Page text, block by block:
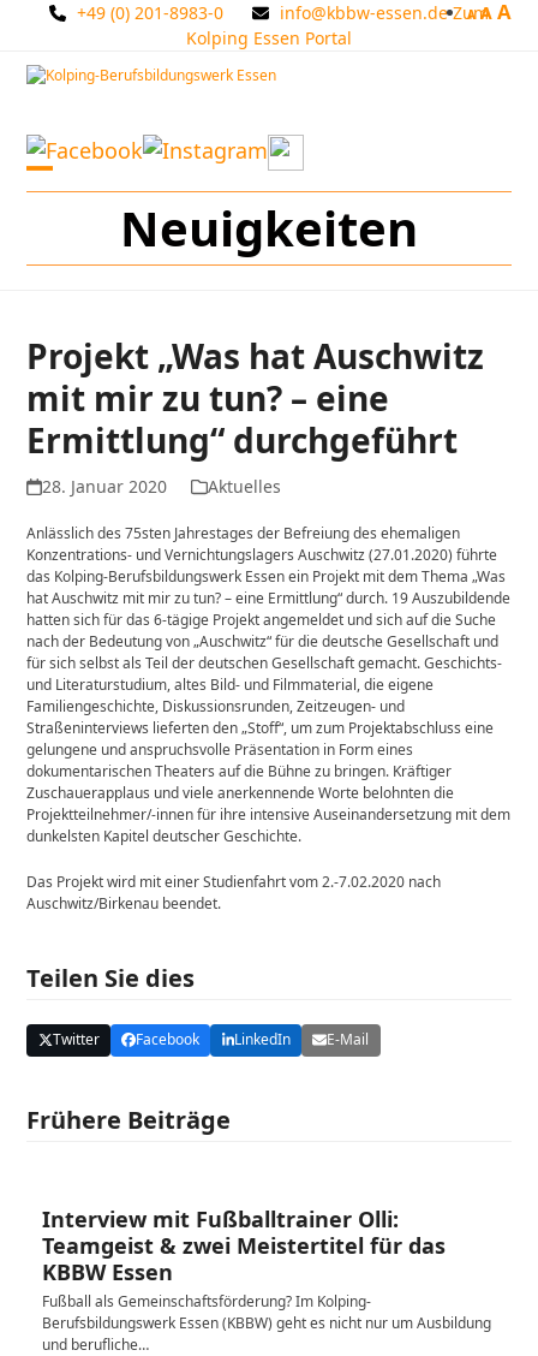
+49 (0) 201-8983-0 info@kbbw-essen.de Zum
Kolping Essen Portal
A A A
Open
menu
Close
menu
Neuigkeiten
Projekt „Was hat Auschwitz
mit mir zu tun? – eine
Ermittlung“ durchgeführt
28. Januar 2020 Aktuelles
Anlässlich des 75sten Jahrestages der Befreiung des ehemaligen
Konzentrations- und Vernichtungslagers Auschwitz (27.01.2020) führte
das Kolping-Berufsbildungswerk Essen ein Projekt mit dem Thema „Was
hat Auschwitz mit mir zu tun? – eine Ermittlung“ durch. 19 Auszubildende
hatten sich für das 6-tägige Projekt angemeldet und sich auf die Suche
nach der Bedeutung von „Auschwitz“ für die deutsche Gesellschaft und
für sich selbst als Teil der deutschen Gesellschaft gemacht. Geschichts-
und Literaturstudium, altes Bild- und Filmmaterial, die eigene
Familiengeschichte, Diskussionsrunden, Zeitzeugen- und
Straßeninterviews lieferten den „Stoff“, um zum Projektabschluss eine
gelungene und anspruchsvolle Präsentation in Form eines
dokumentarischen Theaters auf die Bühne zu bringen. Kräftiger
Zuschauerapplaus und viele anerkennende Worte belohnten die
Projektteilnehmer/-innen für ihre intensive Auseinandersetzung mit dem
dunkelsten Kapitel deutscher Geschichte.
Das Projekt wird mit einer Studienfahrt vom 2.-7.02.2020 nach
Auschwitz/Birkenau beendet.
Teilen Sie dies
Twitter Facebook LinkedIn E-Mail
Frühere Beiträge
Interview mit Fußballtrainer Olli:
Teamgeist & zwei Meistertitel für das
KBBW Essen
Fußball als Gemeinschaftsförderung? Im Kolping-
Berufsbildungswerk Essen (KBBW) geht es nicht nur um Ausbildung
und berufliche…